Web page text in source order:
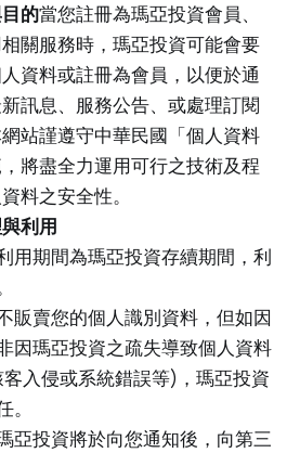
的當您註冊為瑪亞投資會員、
關服務時，瑪亞投資可能會要
資料或註冊為會員，以便於通
訊息、服務公告、或處理訂閱
站謹遵守中華民國「個人資料
將盡全力運用可行之技術及程
料之安全性。
利用
用期間為瑪亞投資存續期間，利
販賣您的個人識別資料，但如因
因瑪亞投資之疏失導致個人資料
入侵或系統錯誤等)，瑪亞投資
亞投資將於向您通知後，向第三